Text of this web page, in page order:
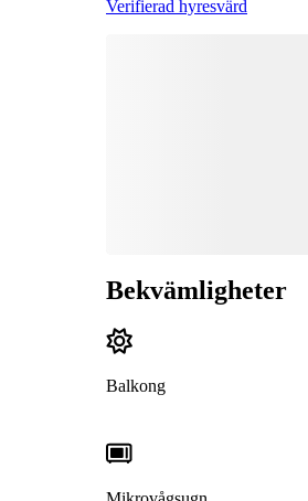
Verifierad hyresvärd
Bekvämligheter
Balkong